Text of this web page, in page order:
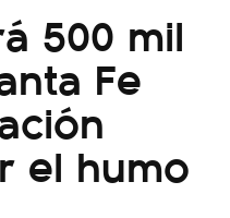
500 mil
Fe
el humo